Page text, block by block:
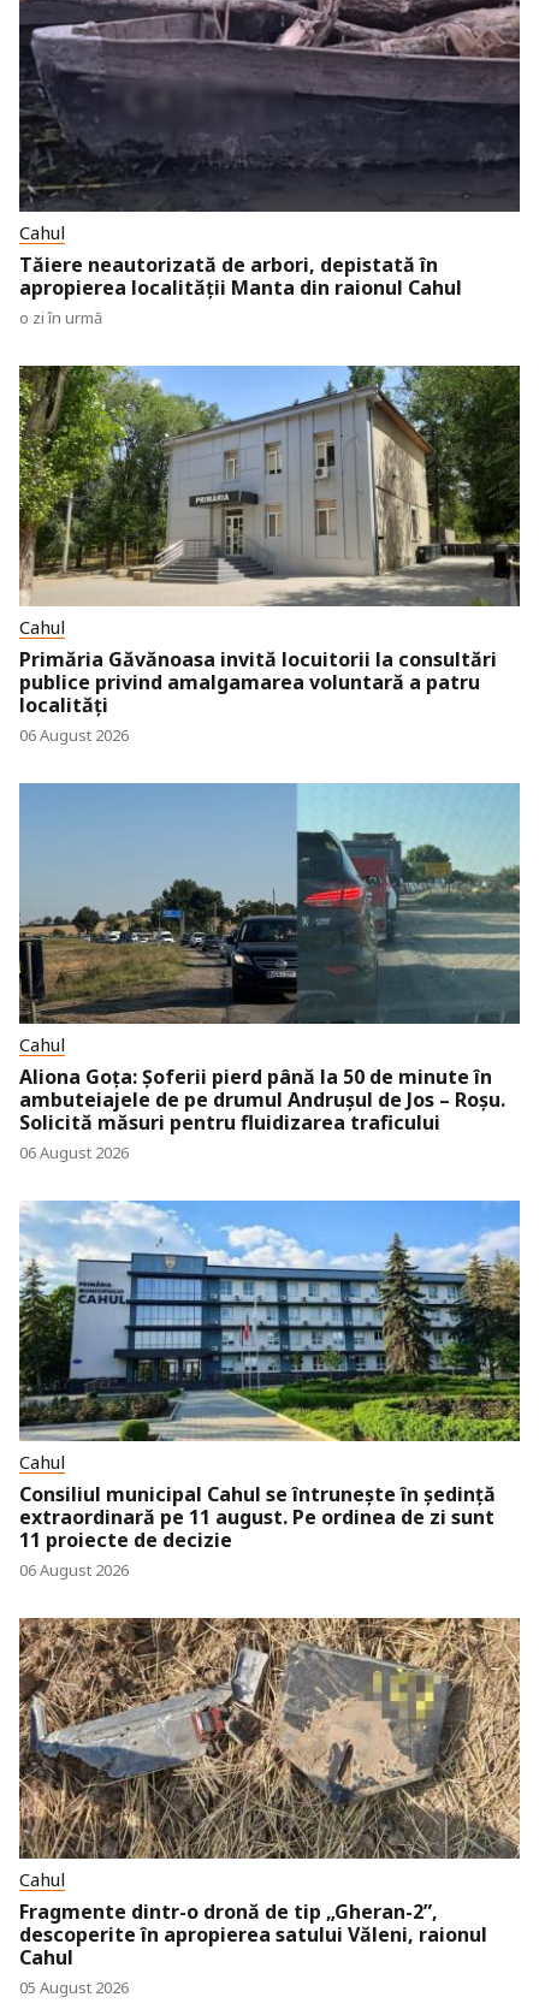
Cahul
Tăiere neautorizată de arbori, depistată în
apropierea localității Manta din raionul Cahul
o zi în urmă
Cahul
Primăria Găvănoasa invită locuitorii la consultări
publice privind amalgamarea voluntară a patru
localități
06 August 2026
Cahul
Aliona Goța: Șoferii pierd până la 50 de minute în
ambuteiajele de pe drumul Andrușul de Jos – Roșu.
Solicită măsuri pentru fluidizarea traficului
06 August 2026
Cahul
Consiliul municipal Cahul se întrunește în ședință
extraordinară pe 11 august. Pe ordinea de zi sunt
11 proiecte de decizie
06 August 2026
Cahul
Fragmente dintr-o dronă de tip „Gheran-2”,
descoperite în apropierea satului Văleni, raionul
Cahul
05 August 2026